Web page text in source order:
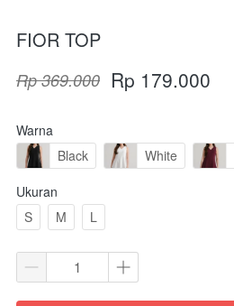
FIOR TOP
Rp 369.000 Rp 179.000
Warna
Black
White
Ukuran
S
M L